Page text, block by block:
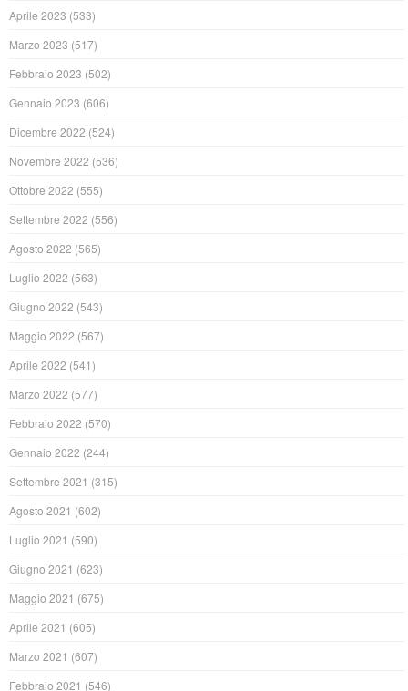
Aprile 2023 (533)
Marzo 2023 (517)
Febbraio 2023 (502)
Gennaio 2023 (606)
Dicembre 2022 (524)
Novembre 2022 (536)
Ottobre 2022 (555)
Settembre 2022 (556)
Agosto 2022 (565)
Luglio 2022 (563)
Giugno 2022 (543)
Maggio 2022 (567)
Aprile 2022 (541)
Marzo 2022 (577)
Febbraio 2022 (570)
Gennaio 2022 (244)
Settembre 2021 (315)
Agosto 2021 (602)
Luglio 2021 (590)
Giugno 2021 (623)
Maggio 2021 (675)
Aprile 2021 (605)
Marzo 2021 (607)
Febbraio 2021 (546)